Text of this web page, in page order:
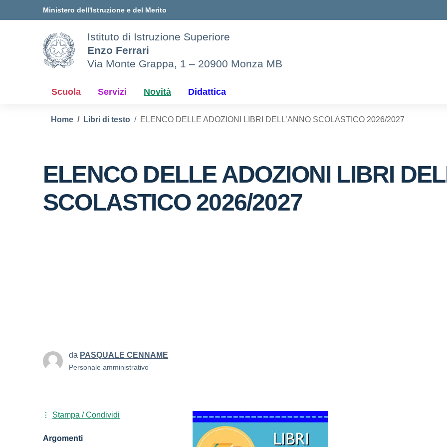
Ministero dell'Istruzione e del Merito
Istituto di Istruzione Superiore
Enzo Ferrari
Via Monte Grappa, 1 – 20900 Monza MB
Scuola Servizi Novità Didattica
Home Libri di testo ELENCO DELLE ADOZIONI LIBRI DELL’ANNO SCOLASTICO 2026/2027
ELENCO DELLE ADOZIONI LIBRI
SCOLASTICO 2026/2027
da PASQUALE CENNAME
Personale amministrativo
Stampa / Condividi
Argomenti